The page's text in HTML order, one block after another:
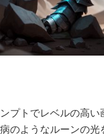
プトでレベルの高い
のようなルーンの光